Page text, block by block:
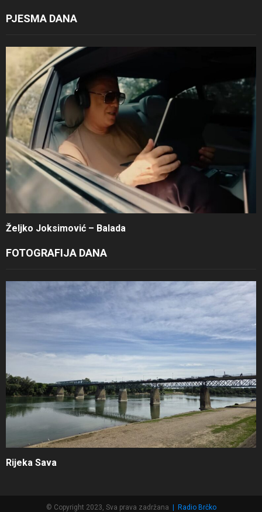
PJESMA DANA
Željko Joksimović – Balada
FOTOGRAFIJA DANA
Rijeka Sava
© Copyright 2023, Sva prava zadržana Radio Brčko